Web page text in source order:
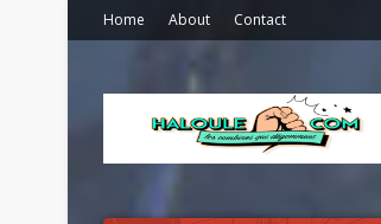
Home About Contact